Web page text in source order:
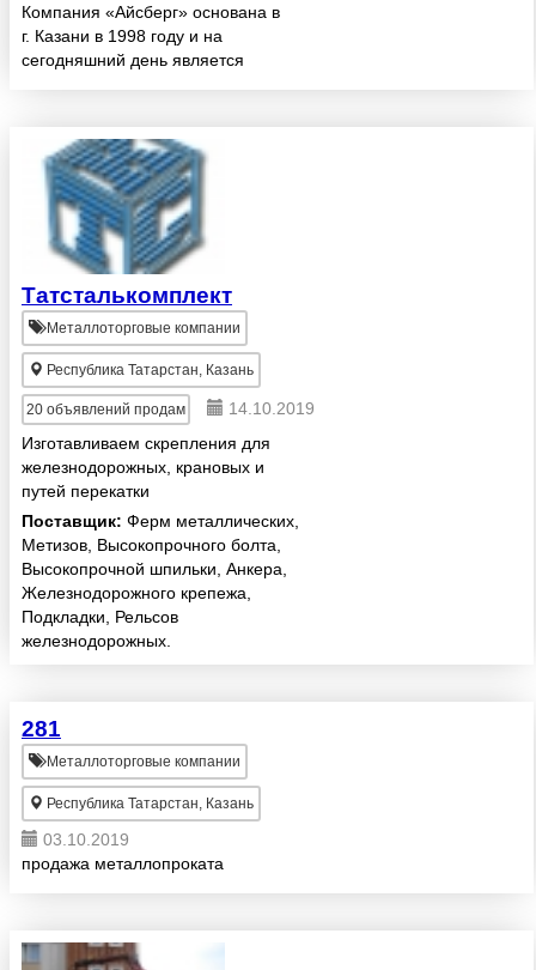
Компания «Айсберг» основана в
г. Казани в 1998 году и на
сегодняшний день является
металлопроката России.
Основное направление
деятельности ко...
Татсталькомплект
Металлоторговые компании
Республика Татарстан, Казань
20 объявлений продам
14.10.2019
Изготавливаем скрепления для
железнодорожных, крановых и
путей перекатки
трансформаторов: - Планки
упорно-прижимные для рельс
Р-65, Р-50, Р-43, Р-24, Р-18,
КР-70, КР-80, КР-100, КР-120,
КР-140 - Приж...
Поставщик: Ферм металлических,
Метизов, Высокопрочного болта,
Высокопрочной шпильки, Анкера,
Железнодорожного крепежа,
Подкладки, Рельсов
железнодорожных.
281
Металлоторговые компании
Республика Татарстан, Казань
03.10.2019
продажа металлопроката